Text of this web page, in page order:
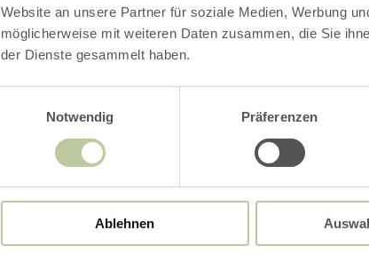
Website an unsere Partner für soziale Medien, Werbung
möglicherweise mit weiteren Daten zusammen, die Sie
der Dienste gesammelt haben.
Notwendig
Präferenzen
Ablehnen